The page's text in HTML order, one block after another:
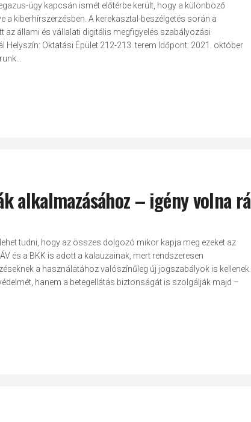
ügy kapcsán ismét előtérbe került, hogy a különböző
kiberhírszerzésben. A kerekasztal-beszélgetés során a
az állami és vállalati digitális megfigyelés szabályozási
Helyszín: Oktatási Épület 212-213. terem Időpont: 2021. október
alkalmazásához – igény volna rá
tudni, hogy az összes dolgozó mikor kapja meg ezeket az
és a BKK is adott a kalauzainak, mert rendszeresen
a használatához valószínűleg új jogszabályok is kellenek.
hanem a betegellátás biztonságát is szolgálják majd –